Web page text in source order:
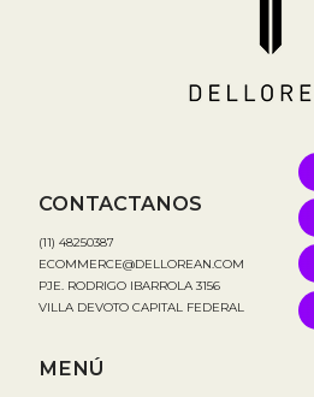
CONTACTANOS
(11) 48250387
ECOMMERCE@DELLOREAN.COM
PJE. RODRIGO IBARROLA 3156
VILLA DEVOTO CAPITAL FEDERAL
MENÚ